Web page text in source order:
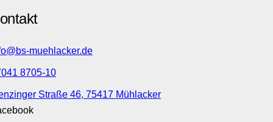
muehlacker.de
8705-10
Straße 46, 75417 Mühlacker